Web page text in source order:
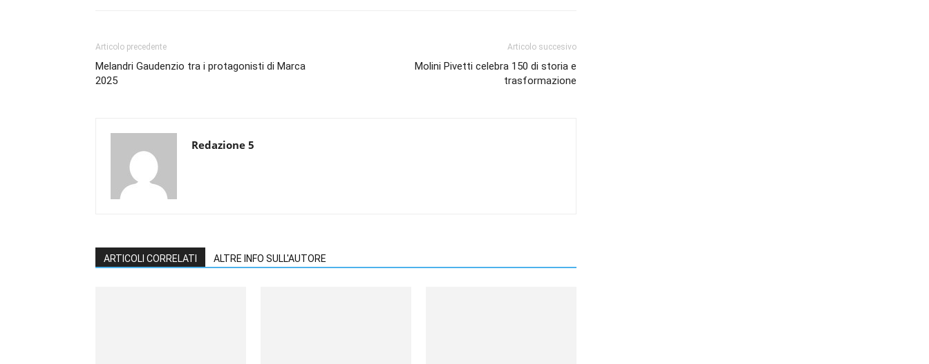
Articolo precedente
Melandri Gaudenzio tra i protagonisti di Marca
2025
Articolo succesivo
Molini Pivetti celebra 150 di storia e
trasformazione
Redazione 5
ARTICOLI CORRELATI ALTRE INFO SULL'AUTORE